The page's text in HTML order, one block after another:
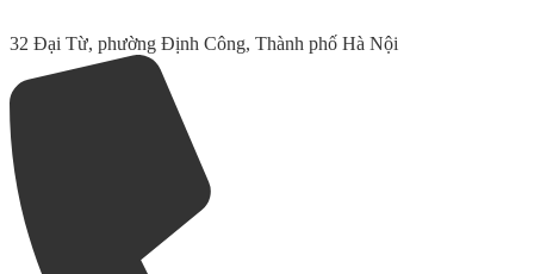
32 Đại Từ, phường Định Công, Thành phố Hà Nội